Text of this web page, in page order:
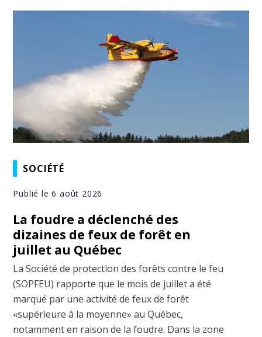
SOCIÉTÉ
Publié le 6 août 2026
La foudre a déclenché des
dizaines de feux de forêt en
juillet au Québec
La Société de protection des forêts contre le feu
(SOPFEU) rapporte que le mois de juillet a été
marqué par une activité de feux de forêt
«supérieure à la moyenne» au Québec,
notamment en raison de la foudre. Dans la zone